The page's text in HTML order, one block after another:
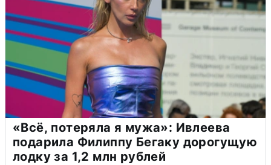
«Всё, потеряла я мужа»: Ивлеева
подарила Филиппу Бегаку дорогущую
лодку за 1,2 млн рублей